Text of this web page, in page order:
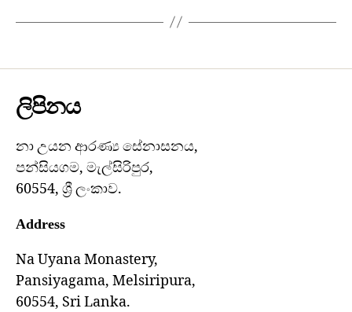
ලිපිනය
නා උයන ආරණ්‍ය සේනාසනය,
පන්සියගම, මැල්සිරිපුර,
60554, ශ්‍රී ලංකාව.
Address
Na Uyana Monastery,
Pansiyagama, Melsiripura,
60554, Sri Lanka.